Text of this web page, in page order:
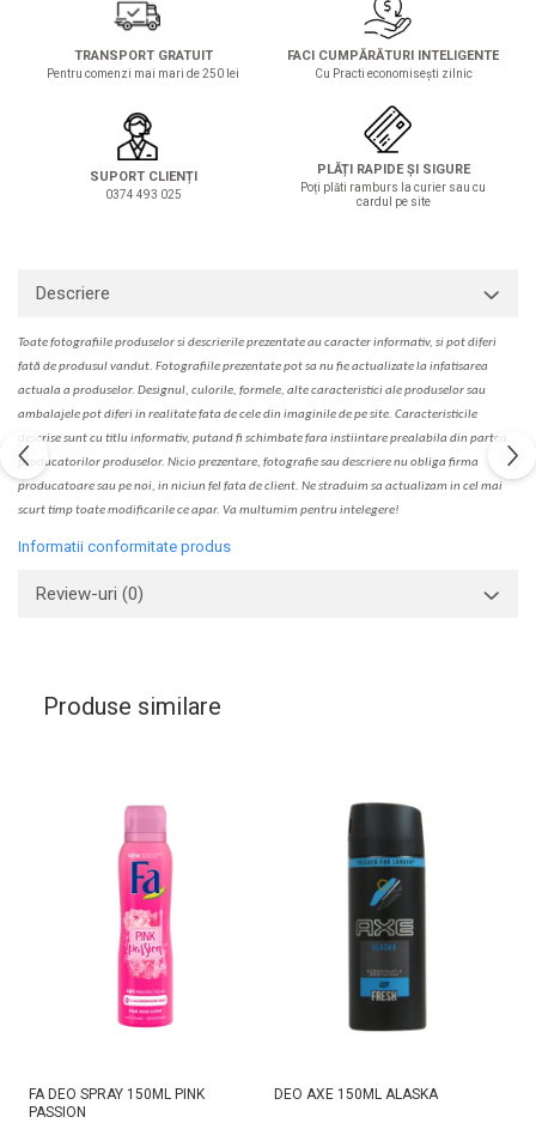
Solutie de indepartat rugina si
pentru par, masca de par
TRANSPORT GRATUIT
Pentru comenzi mai mari de 250 lei
FACI CUMPĂRĂTURI INTELIGENTE
Cu Practi economisești zilnic
SUPORT CLIENȚI
0374 493 025
PLĂȚI RAPIDE ȘI SIGURE
Poți plăti ramburs la curier sau cu
cardul pe site
Descriere
Toate fotografiile produselorsidescrierileprezentate au caracter informativ, si pot diferi
fată de produsul vandut. Fotografiile prezentate pot sa nu fie actualizate la infatisarea
actuala a produselor. Designul, culorile, formele, alte caracteristici ale produselor sau
ambalajele pot diferi in realitate fata de cele din imaginile de pe site. Caracteristicile
descrise sunt cu titlu informativ, putand fi schimbate fara instiintare prealabila din partea
producatorilor produselor. Nicio prezentare, fotografie sau descriere nu obliga firma
producatoare sau pe noi, in niciun fel fata de client. Ne straduim sa actualizam in cel mai
scurt timp toate modificarile ce apar. Va multumim pentru intelegere!
Informatii conformitate produs
Review-uri (0)
Produse similare
FA DEO SPRAY 150ML PINK
PASSION
DEO AXE 150ML ALASKA